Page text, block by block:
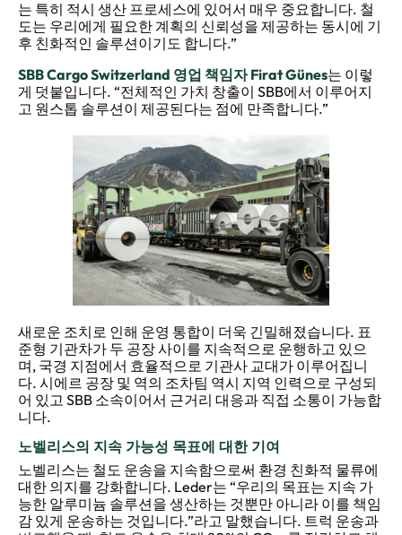
는 특히 적시 생산 프로세스에 있어서 매우 중요합니다. 철
도는 우리에게 필요한 계획의 신뢰성을 제공하는 동시에 기
후 친화적인 솔루션이기도 합니다.”
SBB Cargo Switzerland 영업 책임자 Firat Günes는 이렇
게 덧붙입니다. “전체적인 가치 창출이 SBB에서 이루어지
고 원스톱 솔루션이 제공된다는 점에 만족합니다.”
새로운 조치로 인해 운영 통합이 더욱 긴밀해졌습니다. 표
준형 기관차가 두 공장 사이를 지속적으로 운행하고 있으
며, 국경 지점에서 효율적으로 기관사 교대가 이루어집니
다. 시에르 공장 및 역의 조차팀 역시 지역 인력으로 구성되
어 있고 SBB 소속이어서 근거리 대응과 직접 소통이 가능합
니다.
노벨리스의 지속 가능성 목표에 대한 기여
노벨리스는 철도 운송을 지속함으로써 환경 친화적 물류에
대한 의지를 강화합니다. Leder는 “우리의 목표는 지속 가
능한 알루미늄 솔루션을 생산하는 것뿐만 아니라 이를 책임
감 있게 운송하는 것입니다.”라고 말했습니다. 트럭 운송과